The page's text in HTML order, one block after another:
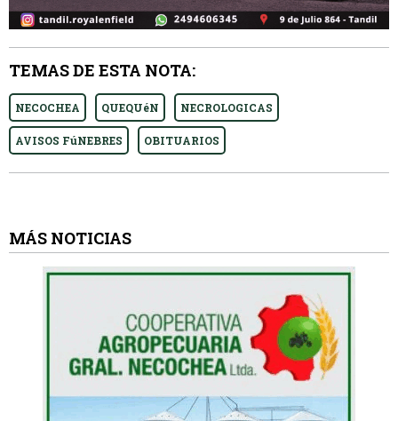
TEMAS DE ESTA NOTA:
NECOCHEA QUEQUéN NECROLOGICAS
AVISOS FúNEBRES OBITUARIOS
MÁS NOTICIAS